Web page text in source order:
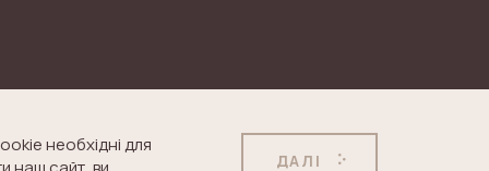
необхідні для
ДАЛІ